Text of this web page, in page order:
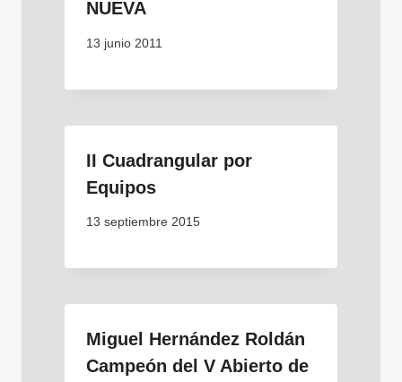
NUEVA
13 junio 2011
II Cuadrangular por
Equipos
13 septiembre 2015
Miguel Hernández Roldán
Campeón del V Abierto de